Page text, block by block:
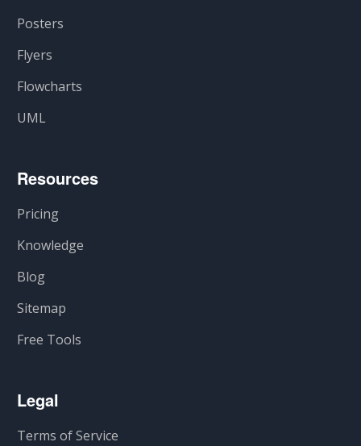
Posters
Flyers
Flowcharts
UML
Resources
Pricing
Knowledge
Blog
Sitemap
Free Tools
Legal
Terms of Service